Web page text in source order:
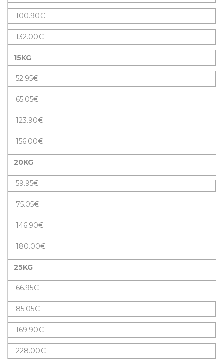
100.90€
132.00€
15KG
52.95€
65.05€
123.90€
156.00€
20KG
59.95€
75.05€
146.90€
180.00€
25KG
66.95€
85.05€
169.90€
228.00€